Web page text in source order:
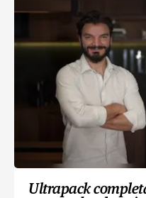
Ultrapack